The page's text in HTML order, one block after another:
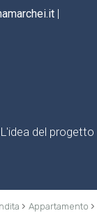
L'idea del progetto
|
› Appartamento ›